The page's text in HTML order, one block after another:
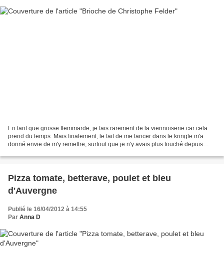
En tant que grosse flemmarde, je fais rarement de la viennoiserie car cela
prend du temps. Mais finalement, le fait de me lancer dans le kringle m'a
donné envie de m'y remettre, surtout que je n'y avais plus touché depuis
Pizza tomate, betterave, poulet et bleu
d'Auvergne
Publié le 16/04/2012 à 14:55
Par Anna D